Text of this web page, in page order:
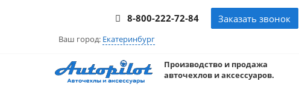
8-800-222-72-84 Заказать звонок
Ваш город: Екатеринбург
Производство и продажа
авточехлов и аксессуаров.